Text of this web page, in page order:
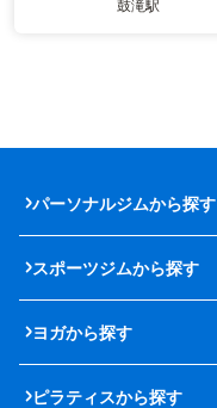
鼓滝駅
パーソナルジムから探す
スポーツジムから探す
ヨガから探す
ピラティスから探す